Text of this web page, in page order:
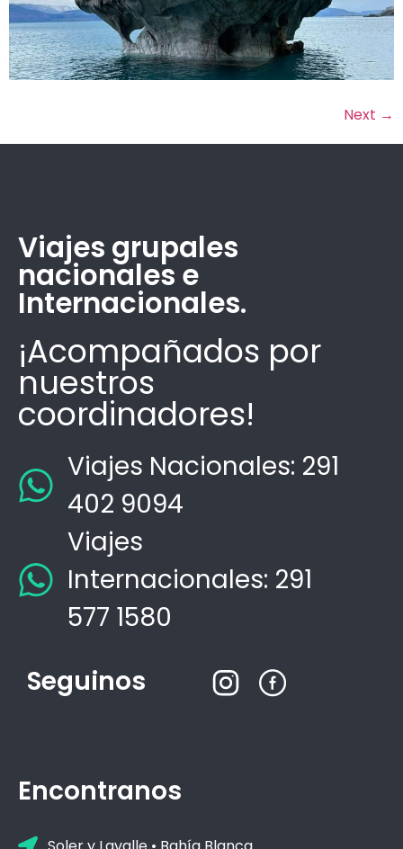
Next →
Viajes grupales
nacionales e
Internacionales.
¡Acompañados por
nuestros
coordinadores!
Viajes Nacionales: 291
402 9094
Viajes
Internacionales: 291
577 1580
Seguinos
Encontranos